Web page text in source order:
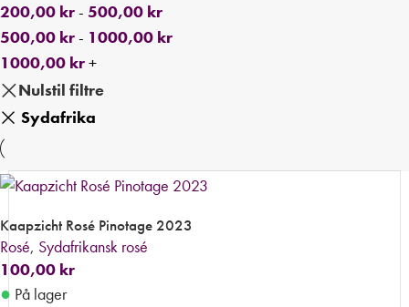
200,00 kr- 500,00 kr
500,00 kr- 1000,00 kr
1000,00 kr+
Nulstil filtre
Sydafrika
Kaapzicht Rosé Pinotage 2023
Rosé, Sydafrikansk rosé
100,00 kr
● På lager